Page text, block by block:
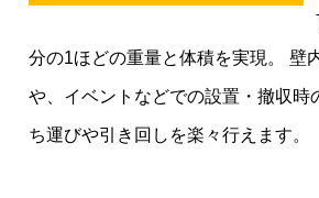
分の1ほどの重量と体積を実現。 壁
や、イベントなどでの設置・撤収時
ち運びや引き回しを楽々行えます。